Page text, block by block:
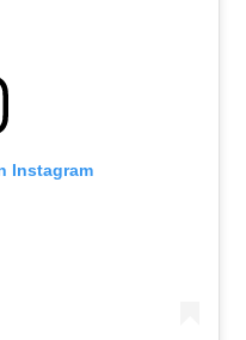
Instagram